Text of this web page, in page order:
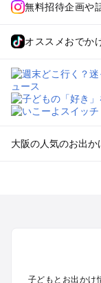
無料招待企画や
オススメおでか
大阪の人気のお出か
梅田・キタ・淀屋
東大阪・八尾・寝
子どもとお出かけ